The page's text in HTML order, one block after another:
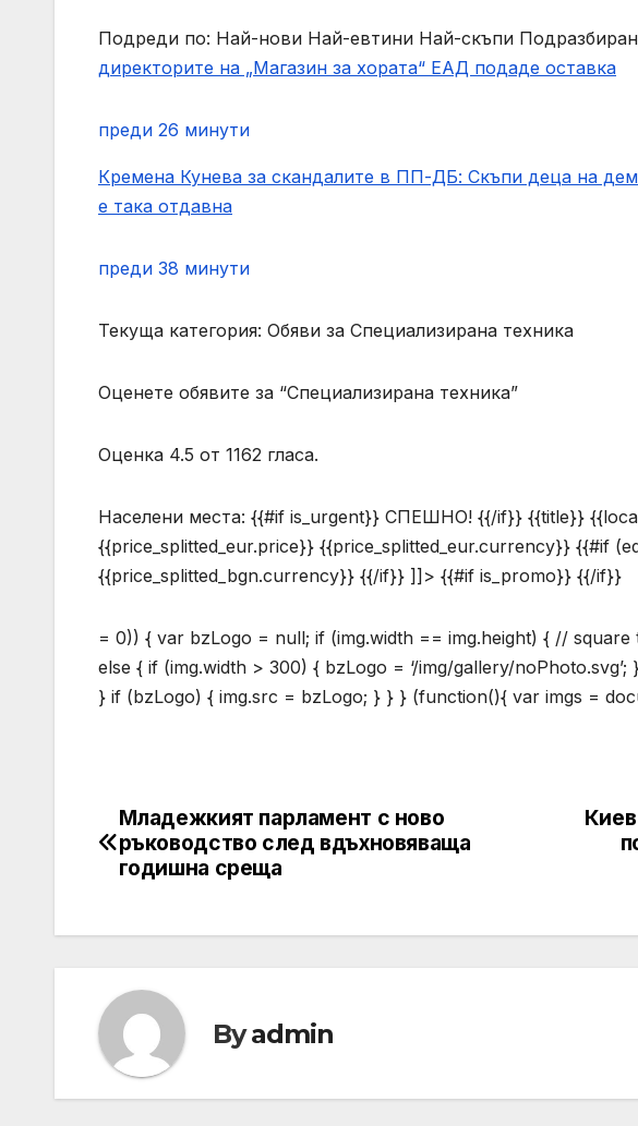
Подреди по: Най-нови Най-евтини Най-скъпи
директорите на „Магазин за хората“ ЕАД подаде оставка
преди 26 минути
Кремена Кунева за скандалите в ПП-ДБ: Скъпи деца на
е така отдавна
преди 38 минути
Текуща категория: Обяви за Специализирана техника
Оценете обявите за “Специализирана техника”
Оценка 4.5 от 1162 гласа.
Населени места: {{#if is_urgent}} СПЕШНО! {{/if}} {{title}}
{{price_splitted_eur.price}} {{price_splitted_eur.currency}} {{#if
{{price_splitted_bgn.currency}} {{/if}} ]]> {{#if is_promo}} {{/if}}
= 0)) { var bzLogo = null; if (img.width == img.height) { // square
else { if (img.width > 300) { bzLogo = ‘/img/gallery/
} if (bzLogo) { img.src = bzLogo; } } } (function(){ var imgs =
Post
navigation
Младежкият парламент с ново
ръководство след вдъхновяваща
годишна среща
Byadmin